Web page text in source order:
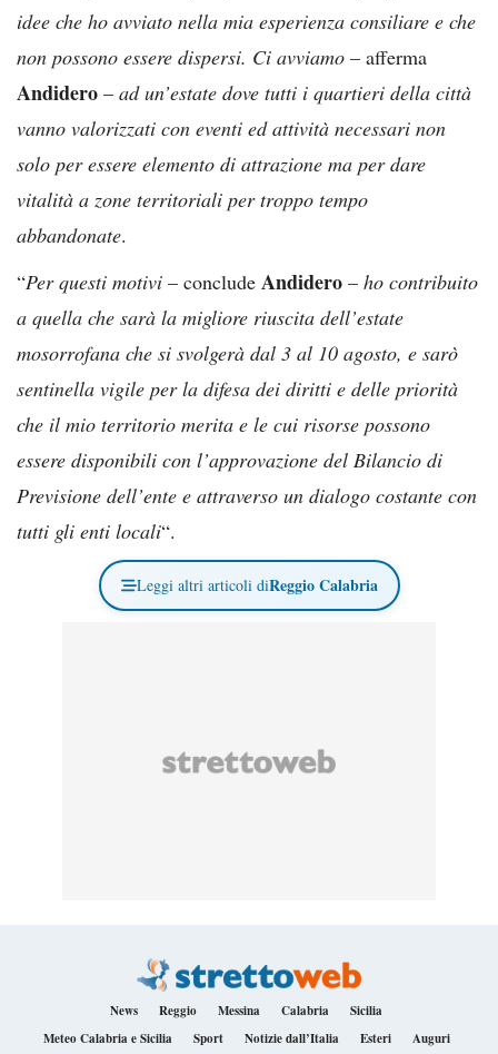
idee che ho avviato nella mia esperienza consiliare e che
non possono essere dispersi. Ci avviamo – afferma
Andidero – ad un’estate dove tutti i quartieri della città
vanno valorizzati con eventi ed attività necessari non
solo per essere elemento di attrazione ma per dare
vitalità a zone territoriali per troppo tempo
abbandonate.
“Per questi motivi – conclude Andidero – ho contribuito
a quella che sarà la migliore riuscita dell’estate
mosorrofana che si svolgerà dal 3 al 10 agosto, e sarò
sentinella vigile per la difesa dei diritti e delle priorità
che il mio territorio merita e le cui risorse possono
essere disponibili con l’approvazione del Bilancio di
Previsione dell’ente e attraverso un dialogo costante con
tutti gli enti locali“.
Leggi altri articoli diReggio Calabria
News Reggio Messina Calabria
Sicilia
Meteo Calabria e Sicilia
Sport Notizie dall’Italia Esteri Auguri